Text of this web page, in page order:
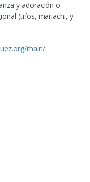
y adoración o
(tríos, mariachi, y
main/